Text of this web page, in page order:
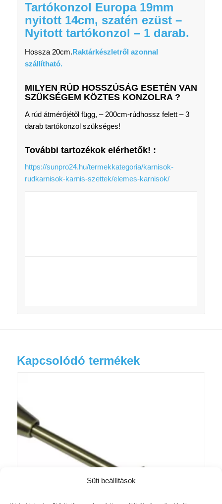
Süti beállítások
Tartókonzol Europa 19mm
nyitott 14cm, szatén ezüst –
Nyitott tartókonzol – 1 darab.
Hossza 20cm.Raktárkészletről azonnal
szállítható.
MILYEN RÚD HOSSZÚSÁG ESETÉN VAN
SZÜKSÉGEM KÖZTES KONZOLRA ?
A rúd átmérőjétől függ, – 200cm-rúdhossz felett – 3
darab tartókonzol szükséges!
További tartozékok elérhetők! :
https://sunpro24.hu/termekkategoria/karnisok-
rudkarnisok-karnis-szettek/elemes-karnisok/
Kapcsolódó termékek